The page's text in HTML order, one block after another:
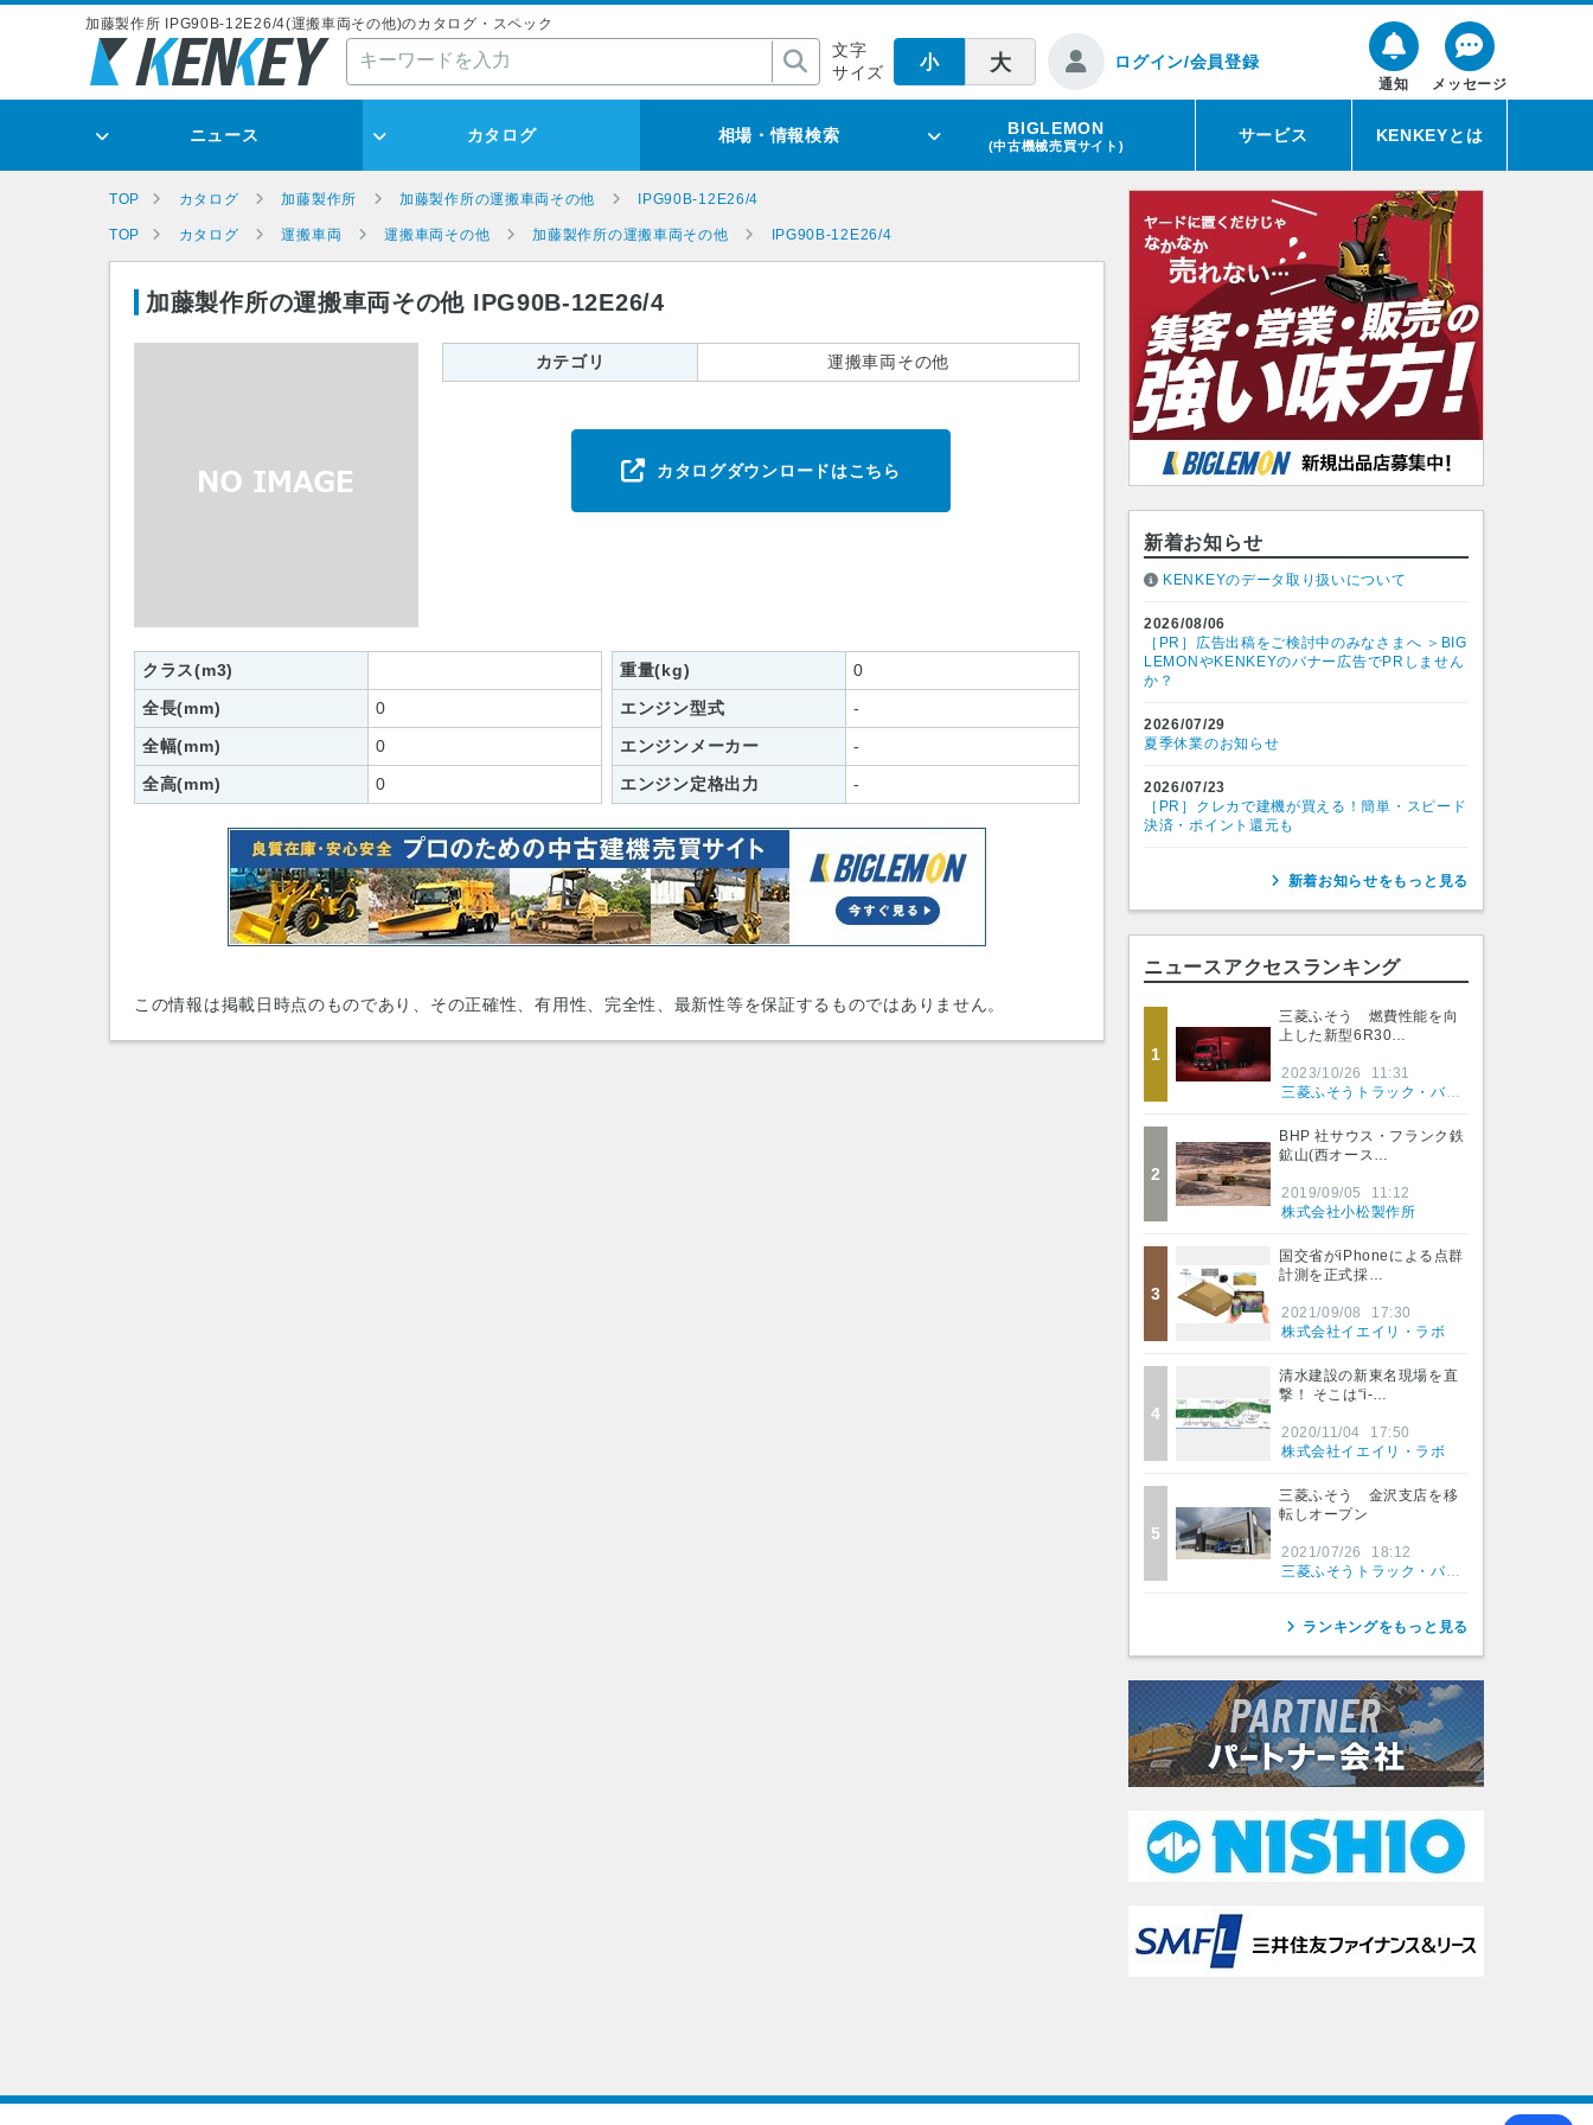
加藤製作所 IPG90B-12E26/4(運搬車両その他)のカタログ・スペック
通知 メッセージ
文字
サイズ
小 大 ログイン/会員登録
ニュース カタログ 相場・情報検索 BIGLEMON
(中古機械売買サイト)
サービス KENKEYとは
TOP カタログ 加藤製作所 加藤製作所の運搬車両その他 IPG90B-12E26/4
TOP カタログ 運搬車両 運搬車両その他 加藤製作所の運搬車両その他 IPG90B-12E26/4
加藤製作所の運搬車両その他 IPG90B-12E26/4
カテゴリ 運搬車両その他
カタログダウンロードはこちら
クラス(m3)
全長(mm)
0
全幅(mm)
0
全高(mm)
0
重量(kg)
0
エンジン型式
-
エンジンメーカー
-
エンジン定格出力
-
この情報は掲載日時点のものであり、その正確性、有用性、完全性、最新性等を保証するものではありません。
新着お知らせ
KENKEYのデータ取り扱いについて
2026/08/06
［PR］広告出稿をご検討中のみなさまへ ＞BIG
LEMONやKENKEYのバナー広告でPRしません
か？
2026/07/29
夏季休業のお知らせ
2026/07/23
［PR］クレカで建機が買える！簡単・スピード
決済・ポイント還元も
新着お知らせをもっと見る
ニュースアクセスランキング
1
三菱ふそう 燃費性能を向
上した新型6R30…
2023/10/26
11:31
三菱ふそうトラック・バス株式会社
2
BHP 社サウス・フランク鉄
鉱山(西オース…
2019/09/05
11:12
株式会社小松製作所
3
国交省がiPhoneによる点群
計測を正式採…
2021/09/08
17:30
株式会社イエイリ・ラボ
4
清水建設の新東名現場を直
撃！ そこは“i-…
2020/11/04
17:50
株式会社イエイリ・ラボ
5
三菱ふそう 金沢支店を移
転しオープン
2021/07/26
18:12
三菱ふそうトラック・バス株式会社
ランキングをもっと見る